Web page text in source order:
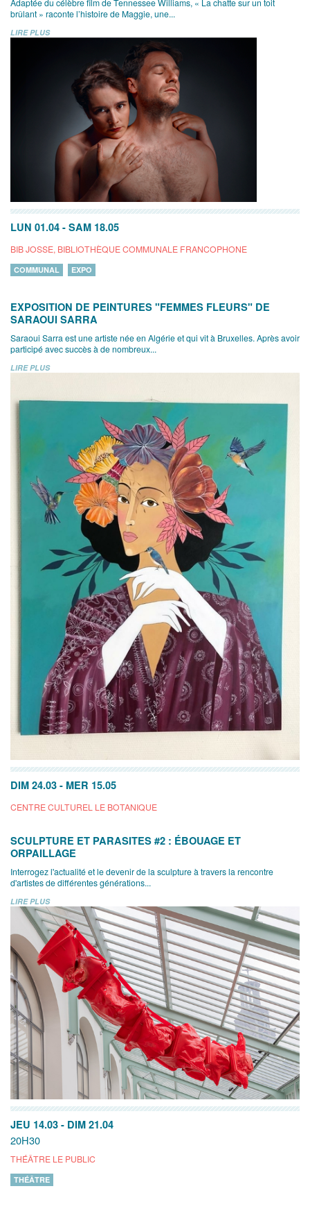
Adaptée du célèbre film de Tennessee Williams, « La chatte sur un toit
brûlant » raconte l’histoire de Maggie, une...
LIRE PLUS
LUN 01.04 - SAM 18.05
BIB JOSSE, BIBLIOTHÈQUE COMMUNALE FRANCOPHONE
COMMUNAL EXPO
EXPOSITION DE PEINTURES "FEMMES FLEURS" DE
SARAOUI SARRA
Saraoui Sarra est une artiste née en Algérie et qui vit à Bruxelles. Après avoir
participé avec succès à de nombreux...
LIRE PLUS
DIM 24.03 - MER 15.05
CENTRE CULTUREL LE BOTANIQUE
SCULPTURE ET PARASITES #2 : ÉBOUAGE ET
ORPAILLAGE
Interrogez l'actualité et le devenir de la sculpture à travers la rencontre
d'artistes de différentes générations...
LIRE PLUS
JEU 14.03 - DIM 21.04
20H30
THÉÂTRE LE PUBLIC
THÉÂTRE